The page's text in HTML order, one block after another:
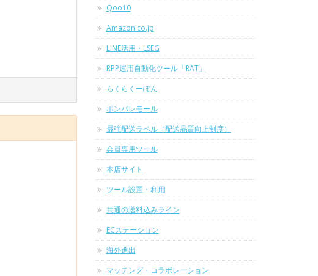
Qoo10
Amazon.co.jp
LINE活用・LSEG
RPP運用自動化ツール「RAT」
らくらくーぽん
ポンパレモール
最強配送ラベル（配送品質向上制度）
会員専用ツール
本店サイト
ツール設置・利用
共通の送料込みライン
ECステーション
海外進出
マッチング・コラボレーション